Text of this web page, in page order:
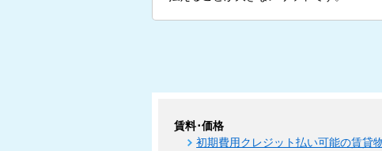
賃料･価格
初期費用クレジット払い可能の賃貸